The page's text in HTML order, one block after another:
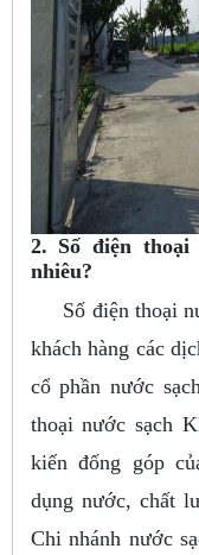
2. Số điện
nhiêu?
Số điện thoại
khách hàng các
cổ phần nước
thoại nước sạch
kiến đống góp
dụng nước, chất
Chi nhánh nước